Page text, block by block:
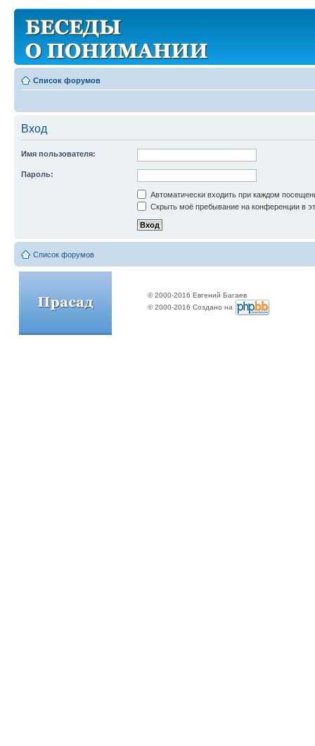
Список форумов
Вход
Имя пользователя:
Пароль:
Автоматически входить при каждом
Скрыть моё пребывание на конференции в
Список форумов
© 2000-2016 Евгений Багаев
© 2000-2016 Создано на